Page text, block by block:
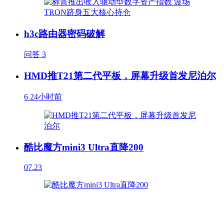
h3c路由器密码破解
问答 3
HMD推T21第二代平板，屏幕升级首发尼泊尔
6 24小时前
酷比魔方mini3 Ultra直降200
07.23